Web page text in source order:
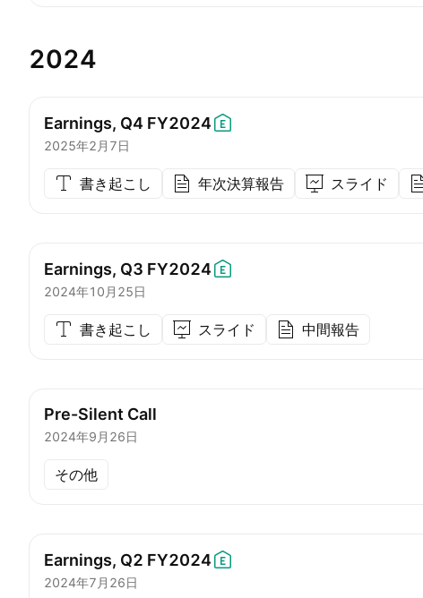
2024
Earnings, Q4 FY2024
2025年2月7日
書き起こし 年次決算報告 スライド
Earnings, Q3 FY2024
2024年10月25日
書き起こし スライド 中間報告
Pre-Silent Call
2024年9月26日
その他
Earnings, Q2 FY2024
2024年7月26日